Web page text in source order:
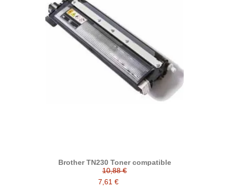
Brother TN230 Toner compatible
10,88 €
7,61 €